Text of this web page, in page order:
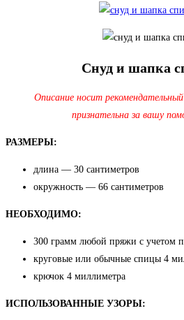
Cнуд и шапка
Описание носит
признательна за вашу
РАЗМЕРЫ:
длина — 30 сантиметров
окружность — 66 сантиметров
НЕОБХОДИМО:
300 грамм любой пряжи с учетом
круговые или обычные спицы 4
крючок 4 миллиметра
ИСПОЛЬЗОВАННЫЕ УЗОРЫ: